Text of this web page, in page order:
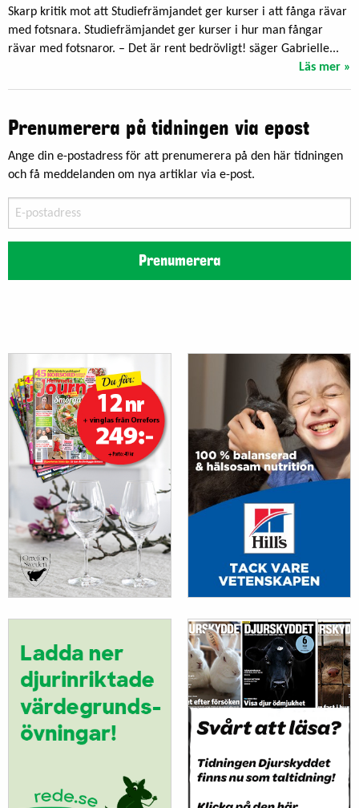
Skarp kritik mot att Studiefrämjandet ger kurser i att fånga rävar
med fotsnara. Studiefrämjandet ger kurser i hur man fångar
rävar med fotsnaror. – Det är rent bedrövligt! säger Gabrielle...
Läs mer »
Prenumerera på tidningen via epost
Ange din e-postadress för att prenumerera på den här tidningen
och få meddelanden om nya artiklar via e-post.
postadress
Prenumerera